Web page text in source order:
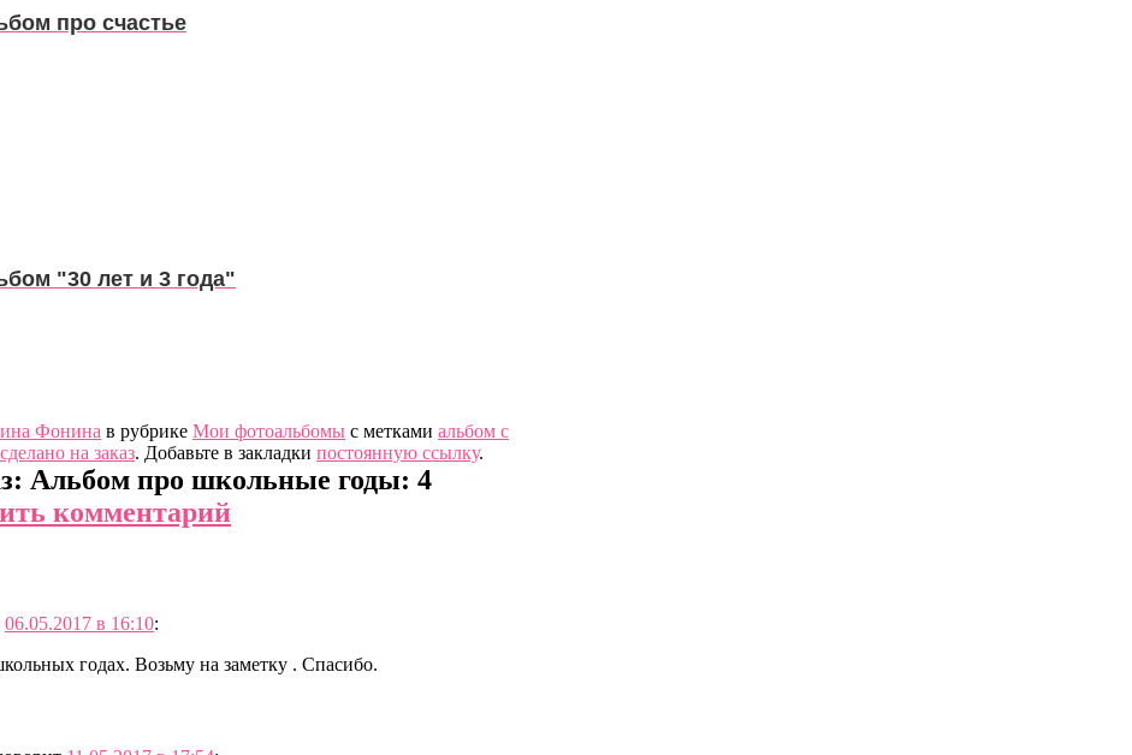
про счастье
"30 лет и 3 года"
Фонина в рубрике Мои фотоальбомы с метками альбом с
сделано на заказ. Добавьте в закладки постоянную ссылку.
Альбом про школьные годы: 4
комментарий
06.05.2017 в 16:10:
годах. Возьму на заметку . Спасибо.